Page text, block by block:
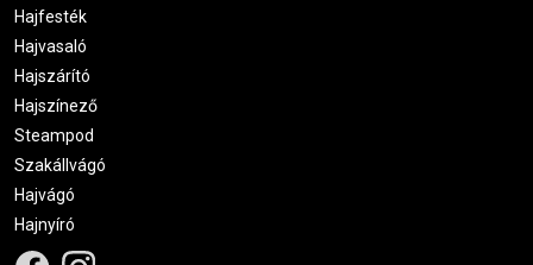
Hajfesték
Hajvasaló
Hajszárító
Hajszínező
Steampod
Szakállvágó
Hajvágó
Hajnyíró